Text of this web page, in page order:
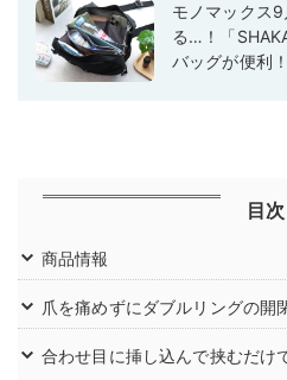
モノマックス
る…！「
バッグが便利！
目次
商品情報
爪を痛めずにダブルリングの開
合わせ目に挿し込んで挟むだけ